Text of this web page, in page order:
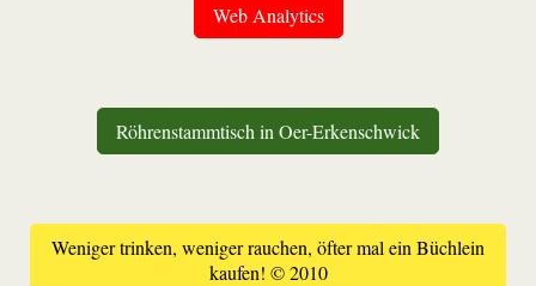
Web Analytics
Röhrenstammtisch in Oer-Erkenschwick
Weniger trinken, weniger rauchen, öfter mal ein Büchlein
kaufen! © 2010